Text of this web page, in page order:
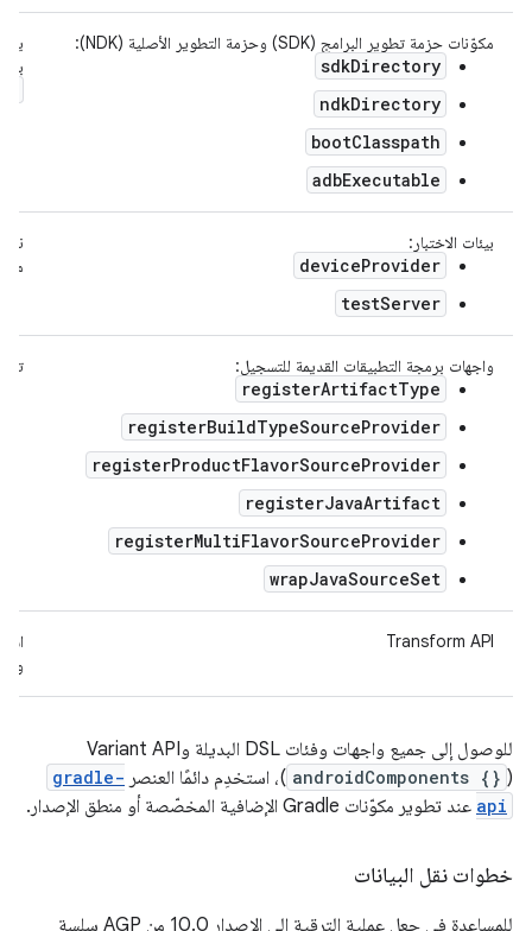
مكوّنات حزمة تطوير البرامج (SDK) وحزمة التطوير الأصلية (NDK):
sdkDirectory
ndkDirectory
bootClasspath
adbExecutable
بيئات الاختبار:
deviceProvider
testServer
من Gradle
واجهات برمجة التطبيقات القديمة للتسجيل:
registerArtifactType
registerBuildTypeSourceProvider
registerProductFlavorSourceProvider
registerJavaArtifact
registerMultiFlavorSourceProvider
wrapJavaSourceSet
تم
Transform API
و
للوصول إلى جميع واجهات وفئات DSL البديلة وVariant API
(
androidComponents {} )، استخدِم دائمًا العنصر gradle-
api عند تطوير مكوّنات Gradle الإضافية المخصّصة أو منطق الإصدار.
خطوات نقل البيانات
للمساعدة في جعل عملية الترقية إلى الإصدار 10.0 من AGP سلسة